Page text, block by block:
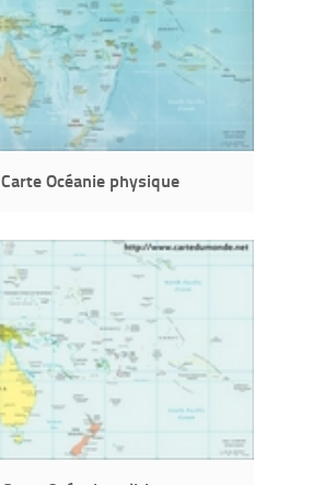
Carte Océanie physique